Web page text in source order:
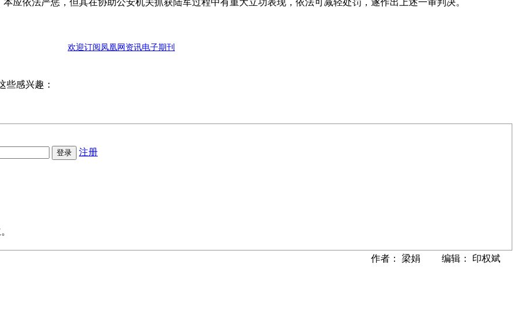
应依法严惩，但其在协助公安机关抓获陆军过程中有重大立功表现，依法可减轻处罚，遂作出上述一审判决。
欢迎订阅凤凰网资讯电子期刊
些感兴趣：
注册
作者： 梁娟 编辑： 印权斌